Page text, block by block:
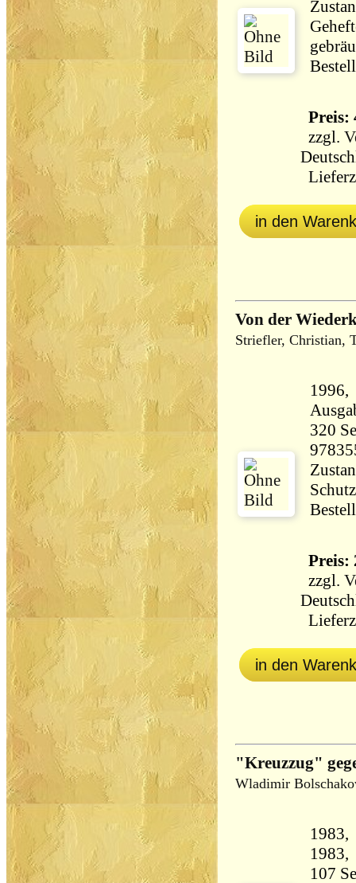
Preis:
zzgl.
in den
Von der
Striefler, Christian,
1996,
320 Seiten
Preis:
zzgl.
in den
"Kreuzzug"
Wladimir
1983,